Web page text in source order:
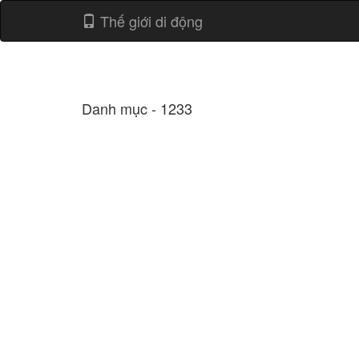
Thế giới di động
Danh mục - 1233